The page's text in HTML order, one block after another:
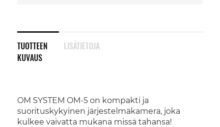
TUOTTEEN
KUVAUS
OM SYSTEM OM-5 on kompakti ja
suorituskykyinen järjestelmäkamera, joka
kulkee vaivatta mukana missä tahansa!
LISÄTIETOJA